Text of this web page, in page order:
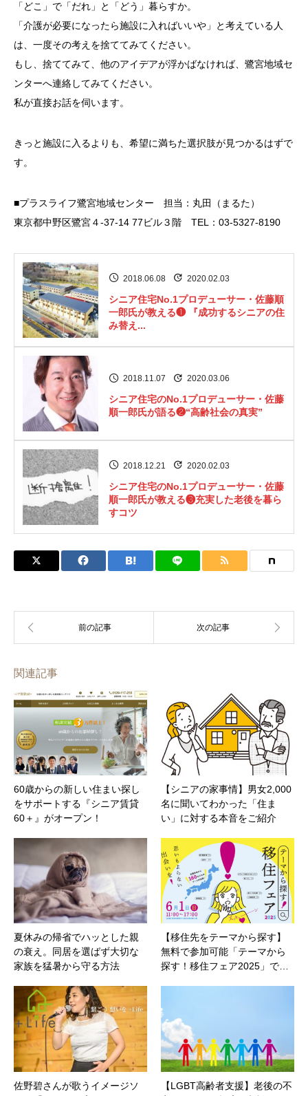
「どこ」で「だれ」と「どう」暮らすか。
「介護が必要になったら施設に入ればいいや」と考えている人
は、一度その考えを捨ててみてください。
もし、捨ててみて、他のアイデアが浮かばなければ、鷺宮地域セ
ンターへ連絡してみてください。
私が直接お話を伺います。
きっと施設に入るよりも、希望に満ちた選択肢が見つかるはずで
す。
■プラスライフ鷺宮地域センター 担当：丸田（まるた）
東京都中野区鷺宮４-37-14 77ビル３階 TEL：03-5327-8190
2018.06.08 2020.02.03
シニア住宅No.1プロデューサー・佐藤順
一郎氏が教える❶ 『成功するシニアの住
み替え...
2018.11.07 2020.03.06
シニア住宅のNo.1プロデューサー・佐藤
順一郎氏が語る❷“高齢社会の真実”
2018.12.21 2020.02.03
シニア住宅のNo.1プロデューサー・佐藤
順一郎氏が教える❸充実した老後を暮ら
すコツ
関連記事
60歳からの新しい住まい探し
をサポートする『シニア賃貸
60＋』がオープン！
【シニアの家事情】男女2,000
名に聞いてわかった「住ま
い」に対する本音をご紹介
夏休みの帰省でハッとした親
の衰え。同居を選ばず大切な
家族を猛暑から守る方法
【移住先をテーマから探す】
無料で参加可能「テーマから
探す！移住フェア2025」で…
佐野碧さんが歌うイメージソ
【LGBT高齢者支援】老後の不